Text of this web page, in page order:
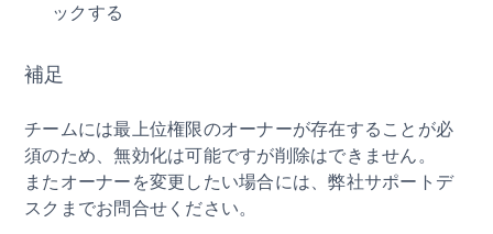
ックする
補足
チームには最上位権限のオーナーが存在することが必
須のため、無効化は可能ですが削除はできません。
またオーナーを変更したい場合には、弊社サポートデ
スクまでお問合せください。